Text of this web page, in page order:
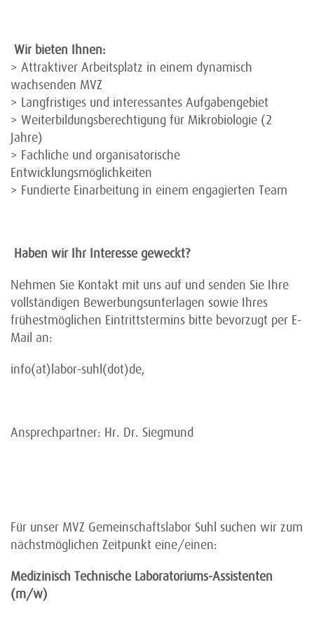
Wir bieten Ihnen:
> Attraktiver Arbeitsplatz in einem dynamisch
wachsenden MVZ
> Langfristiges und interessantes Aufgabengebiet
> Weiterbildungsberechtigung für Mikrobiologie (2
Jahre)
> Fachliche und organisatorische
Entwicklungsmöglichkeiten
> Fundierte Einarbeitung in einem engagierten Team
Haben wir Ihr Interesse geweckt?
Nehmen Sie Kontakt mit uns auf und senden Sie Ihre
vollständigen Bewerbungsunterlagen sowie Ihres
frühestmöglichen Eintrittstermins bitte bevorzugt per E-
Mail an:
info(at)labor-suhl(dot)de,
Ansprechpartner: Hr. Dr. Siegmund
Für unser MVZ Gemeinschaftslabor Suhl suchen wir zum
nächstmöglichen Zeitpunkt eine/einen:
Medizinisch Technische Laboratoriums-Assistenten
(m/w)